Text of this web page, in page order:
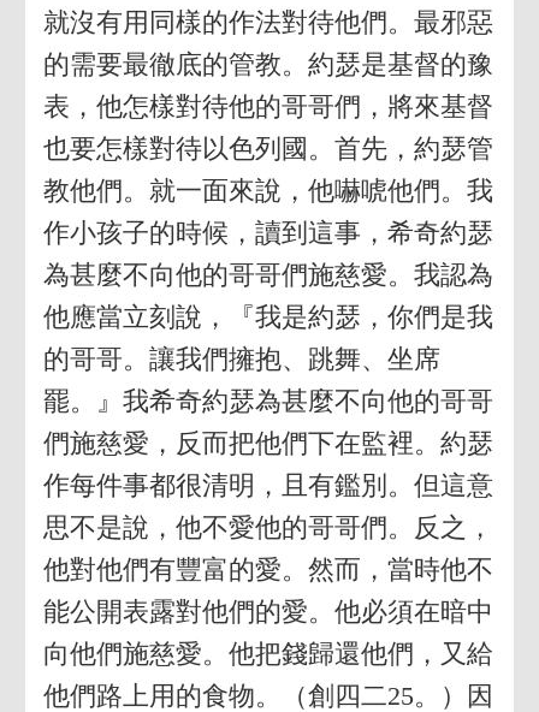
就沒有用同樣的作法對待他們。最邪惡
的需要最徹底的管教。約瑟是基督的豫
表，他怎樣對待他的哥哥們，將來基督
也要怎樣對待以色列國。首先，約瑟管
教他們。就一面來說，他嚇唬他們。我
作小孩子的時候，讀到這事，希奇約瑟
為甚麼不向他的哥哥們施慈愛。我認為
他應當立刻說，『我是約瑟，你們是我
的哥哥。讓我們擁抱、跳舞、坐席
罷。』我希奇約瑟為甚麼不向他的哥哥
們施慈愛，反而把他們下在監裡。約瑟
作每件事都很清明，且有鑑別。但這意
思不是說，他不愛他的哥哥們。反之，
他對他們有豐富的愛。然而，當時他不
能公開表露對他們的愛。他必須在暗中
向他們施慈愛。他把錢歸還他們，又給
他們路上用的食物。（創四二25。）因